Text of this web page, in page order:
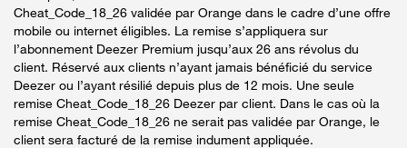
Cheat_Code_18_26 validée par Orange dans le cadre d’une offre
mobile ou internet éligibles. La remise s’appliquera sur
l’abonnement Deezer Premium jusqu’aux 26 ans révolus du
client. Réservé aux clients n’ayant jamais bénéficié du service
Deezer ou l’ayant résilié depuis plus de 12 mois. Une seule
remise Cheat_Code_18_26 Deezer par client. Dans le cas où la
remise Cheat_Code_18_26 ne serait pas validée par Orange, le
client sera facturé de la remise indument appliquée.